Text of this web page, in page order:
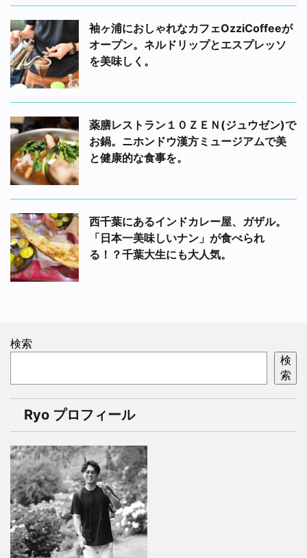
袖ヶ浦におしゃれなカフェOzziCoffeeが
オープン。ネルドリップとエスプレッソ
を美味しく。
薬膳レストラン１０ＺＥＮ(ジュウゼン)で
お鍋。ニホンドウ漢方ミュージアムで美
と健康的な食事を。
西千葉にあるインドカレー屋、ガザル。
「日本一美味しいナン」が食べられ
る！？千葉大生にも大人気。
検索
検
索
Ryo プロフィール